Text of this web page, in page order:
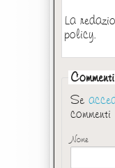
La
policy.
Commenti
Se
commenti
Nome